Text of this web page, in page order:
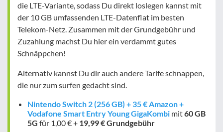
die LTE-Variante, sodass Du direkt loslegen kannst mit
der 10 GB umfassenden LTE-Datenflat im besten
Telekom-Netz. Zusammen mit der Grundgebühr und
Zuzahlung machst Du hier ein verdammt gutes
Schnäppchen!
Alternativ kannst Du dir auch andere Tarife schnappen,
die nur zum surfen gedacht sind.
Nintendo Switch 2 (256 GB) + 35 € Amazon +
Vodafone Smart Entry Young GigaKombi mit60 GB
5G für 1,00 € + 19,99 € Grundgebühr